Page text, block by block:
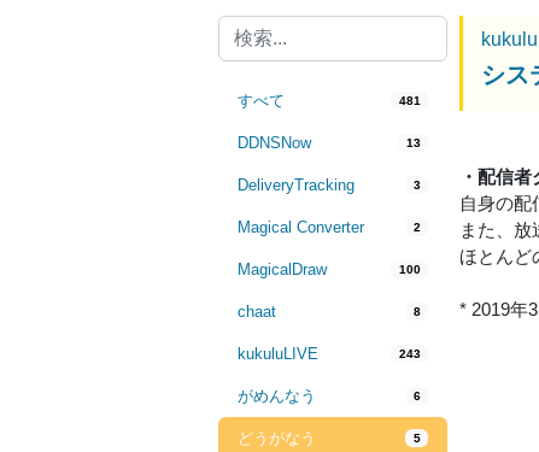
すべて 481
DDNSNow 13
DeliveryTracking 3
Magical Converter 2
MagicalDraw 100
chaat 8
kukuluLIVE 243
がめんなう 6
どうがなう 5
シス
・配信
自身の配
また、放
ほとんど
* 2019年